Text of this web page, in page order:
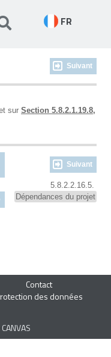
FR
Suivant
sur Section 5.8.2.1.19.8,
Suivant
5.8.2.2.16.5.
Dépendances du projet
Contact
des données